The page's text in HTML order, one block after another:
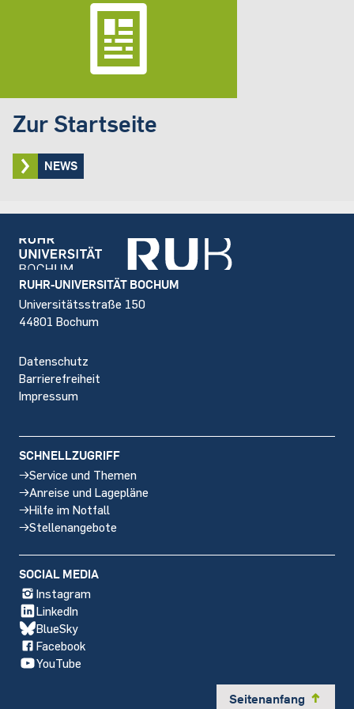
Zur Startseite
NEWS
Footer
RUHR-UNIVERSITÄT BOCHUM
Universitätsstraße 150
44801 Bochum
Datenschutz
Barrierefreiheit
Impressum
SCHNELLZUGRIFF
Service und Themen
Anreise und Lagepläne
Hilfe im Notfall
Stellenangebote
SOCIAL MEDIA
Instagram
LinkedIn
BlueSky
Facebook
YouTube
Seitenanfang y